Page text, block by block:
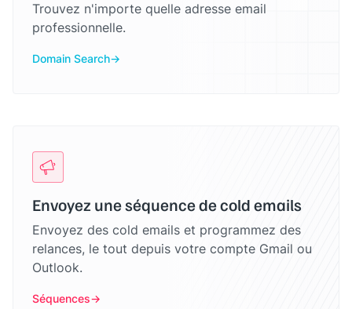
Trouvez n'importe quelle adresse email
professionnelle.
Domain Search
Envoyez une séquence de cold emails
Envoyez des cold emails et programmez des
relances, le tout depuis votre compte Gmail ou
Outlook.
Séquences